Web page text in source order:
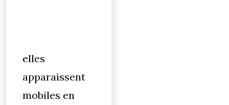
elles
apparaissent
mobiles en